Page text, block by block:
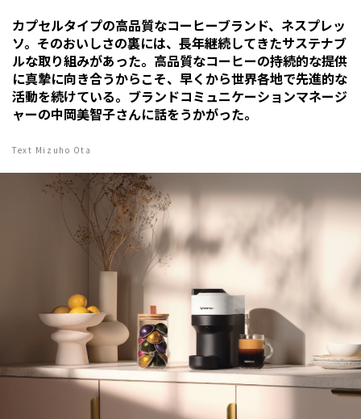
カプセルタイプの高品質なコーヒーブランド、ネスプレッ
ソ。そのおいしさの裏には、長年継続してきたサステナブ
ルな取り組みがあった。高品質なコーヒーの持続的な提供
に真摯に向き合うからこそ、早くから世界各地で先進的な
活動を続けている。ブランドコミュニケーションマネージ
ャーの中岡美智子さんに話をうかがった。
Text Mizuho Ota